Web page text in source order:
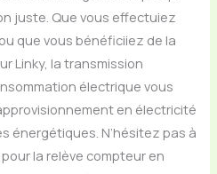
juste. Que vous effectuiez
que vous bénéficiiez de la
Linky, la transmission
électrique vous
en électricité
énergétiques. N’hésitez pas à
la relève compteur en